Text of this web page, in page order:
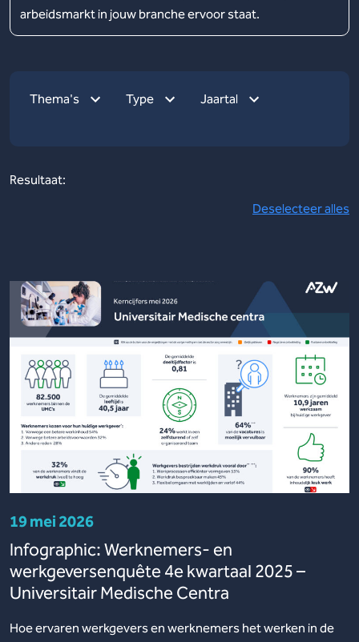
arbeidsmarkt in jouw branche ervoor staat.
Thema's Type Jaartal
Resultaat:
Deselecteer alles
19 mei 2026
Infographic: Werknemers- en
werkgeversenquête 4e kwartaal 2025 –
Universitair Medische Centra
Hoe ervaren werkgevers en werknemers het werken in de